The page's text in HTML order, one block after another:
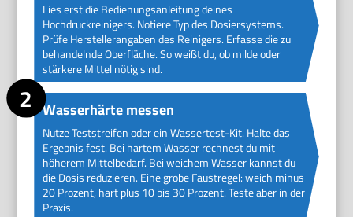
Lies erst die Bedienungsanleitung deines
Hochdruckreinigers. Notiere Typ des Dosiersystems.
Prüfe Herstellerangaben des Reinigers. Erfasse die zu
behandelnde Oberfläche. So weißt du, ob milde oder
stärkere Mittel nötig sind.
Wasserhärte messen
Nutze Teststreifen oder ein Wassertest-Kit. Halte das
Ergebnis fest. Bei hartem Wasser rechnest du mit
höherem Mittelbedarf. Bei weichem Wasser kannst du
die Dosis reduzieren. Eine grobe Faustregel: weich minus
20 Prozent, hart plus 10 bis 30 Prozent. Teste aber in der
Praxis.